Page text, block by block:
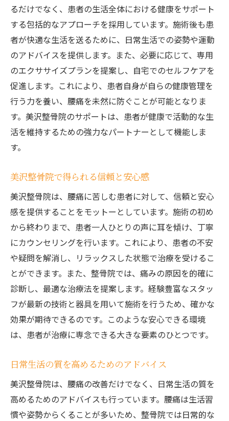
るだけでなく、患者の生活全体における健康をサポート
する包括的なアプローチを採用しています。施術後も患
者が快適な生活を送るために、日常生活での姿勢や運動
のアドバイスを提供します。また、必要に応じて、専用
のエクササイズプランを提案し、自宅でのセルフケアを
促進します。これにより、患者自身が自らの健康管理を
行う力を養い、腰痛を未然に防ぐことが可能となりま
す。美沢整骨院のサポートは、患者が健康で活動的な生
活を維持するための強力なパートナーとして機能しま
す。
美沢整骨院で得られる信頼と安心感
美沢整骨院は、腰痛に苦しむ患者に対して、信頼と安心
感を提供することをモットーとしています。施術の初め
から終わりまで、患者一人ひとりの声に耳を傾け、丁寧
にカウンセリングを行います。これにより、患者の不安
や疑問を解消し、リラックスした状態で治療を受けるこ
とができます。また、整骨院では、痛みの原因を的確に
診断し、最適な治療法を提案します。経験豊富なスタッ
フが最新の技術と器具を用いて施術を行うため、確かな
効果が期待できるのです。このような安心できる環境
は、患者が治療に専念できる大きな要素のひとつです。
日常生活の質を高めるためのアドバイス
美沢整骨院は、腰痛の改善だけでなく、日常生活の質を
高めるためのアドバイスも行っています。腰痛は生活習
慣や姿勢からくることが多いため、整骨院では日常的な